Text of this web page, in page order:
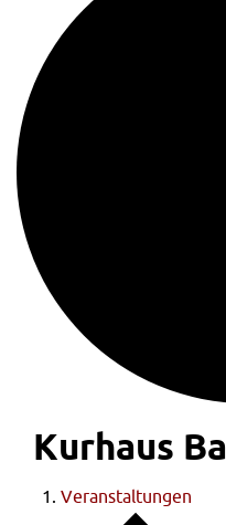
Kurhaus
Veranstaltungen